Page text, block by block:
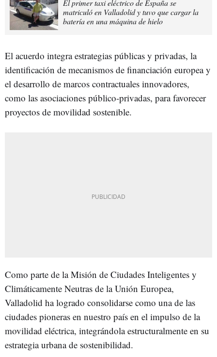
El primer taxi eléctrico de España se
matriculó en Valladolid y tuvo que cargar la
batería en una máquina de hielo
El acuerdo integra estrategias públicas y privadas, la
identificación de mecanismos de financiación europea y
el desarrollo de marcos contractuales innovadores,
como las asociaciones público-privadas, para favorecer
proyectos de movilidad sostenible.
Como parte de la Misión de Ciudades Inteligentes y
Climáticamente Neutras de la Unión Europea,
Valladolid ha logrado consolidarse como una de las
ciudades pioneras en nuestro país en el impulso de la
movilidad eléctrica, integrándola estructuralmente en su
estrategia urbana de sostenibilidad.